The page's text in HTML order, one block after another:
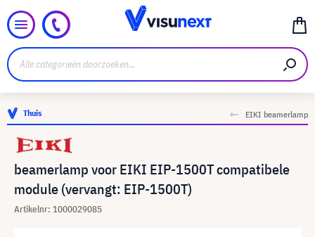
Thuis EIKI beamerlamp
beamerlamp voor EIKI EIP-1500T compatibele
module (vervangt: EIP-1500T)
Artikelnr: 1000029085